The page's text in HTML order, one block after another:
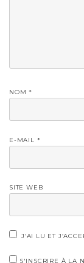
NOM *
E-MAIL *
SITE WEB
J’AI LU ET
S'INSCRIRE À LA